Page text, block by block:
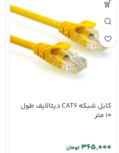
کابل شبکه CAT6 دیتالایف طول
10 متر
تومان